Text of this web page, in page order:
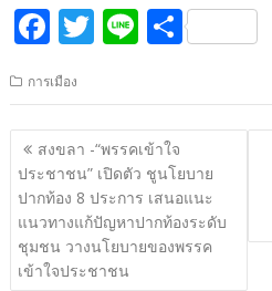
F
ac
e
b
o
o
k
T
itt
er
Li
e
S
ar
e
การเมือง
แนะแนว
เรื่อง
สงขลา -“พรรคเข้าใจ
ประชาชน” เปิดตัว ชูนโยบาย
ปากท้อง 8 ประการ เสนอแนะ
แนวทางแก้ปัญหาปากท้องระดับ
ชุมชน วางนโยบายของพรรค
เข้าใจประชาชน